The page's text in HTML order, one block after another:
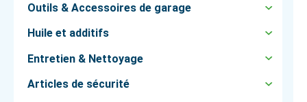
Outils & Accessoires de garage
Huile et additifs
Entretien & Nettoyage
Articles de sécurité